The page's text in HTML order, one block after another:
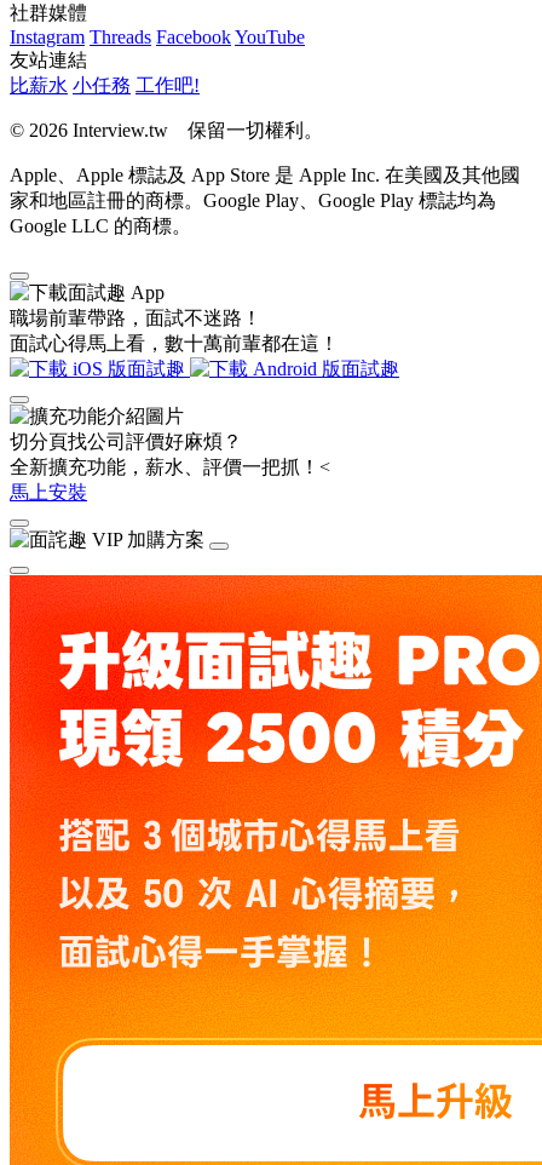
社群媒體
Instagram Threads FacebookYouTube
友站連結
比薪水 小任務 工作吧!
© 2026 Interview.tw 保留一切權利。
Apple、Apple 標誌及 App Store 是 Apple Inc. 在美國及其他國
家和地區註冊的商標。Google Play、Google Play 標誌均為
Google LLC 的商標。
職場前輩帶路，面試不迷路！
面試心得馬上看，數十萬前輩都在這！
切分頁找公司評價好麻煩？
全新擴充功能，薪水、評價一把抓！<
馬上安裝